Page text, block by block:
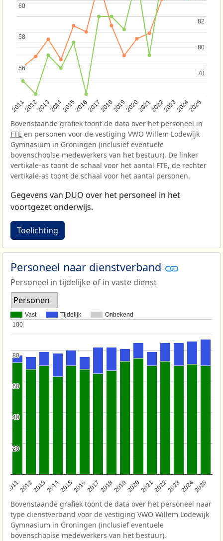
201120122013201420152016201720182019202020212022202320242025
56
56
58
58
60
60
78
78
80
80
82
82
Bovenstaande grafiek toont de data over het personeel in
FTE en personen voor de vestiging VWO Willem Lodewijk
Gymnasium in Groningen (inclusief eventuele
bovenschoolse medewerkers van het bestuur). De linker
vertikale-as toont de schaal voor het aantal FTE, de rechter
vertikale-as toont de schaal voor het aantal personen.
Gegevens van DUO over het personeel in het
voortgezet onderwijs.
Toelichting
Personeel naar dienstverband
Personeel in tijdelijke of in vaste dienst
Personen
Vast Tijdelijk Onbekend
201120122013201420152016201720182019202020212022202320242025
20
20
40
40
60
60
80
80
100
100
Bovenstaande grafiek toont de data over het personeel naar
type dienstverband voor de vestiging VWO Willem Lodewijk
Gymnasium in Groningen (inclusief eventuele
bovenschoolse medewerkers van het bestuur).